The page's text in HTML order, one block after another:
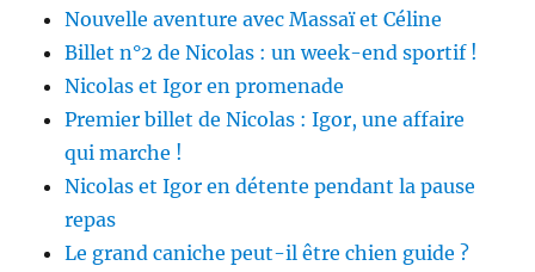
Nouvelle aventure avec Massaï et Céline
Billet n°2 de Nicolas : un week-end sportif !
Nicolas et Igor en promenade
Premier billet de Nicolas : Igor, une affaire
qui marche !
Nicolas et Igor en détente pendant la pause
repas
Le grand caniche peut-il être chien guide ?